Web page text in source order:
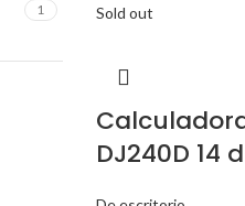
1 Sold out
DJ240D 14